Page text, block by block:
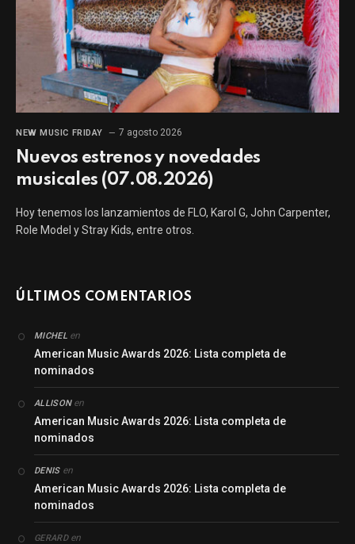
NEW MUSIC FRIDAY 7 agosto 2026
Nuevos estrenos y novedades
musicales (07.08.2026)
Hoy tenemos los lanzamientos de FLO, Karol G, John Carpenter,
Role Model y Stray Kids, entre otros.
ÚLTIMOS COMENTARIOS
MICHELen
American Music Awards 2026: Lista completa de
nominados
ALLISONen
American Music Awards 2026: Lista completa de
nominados
DENISen
American Music Awards 2026: Lista completa de
nominados
GERARDen